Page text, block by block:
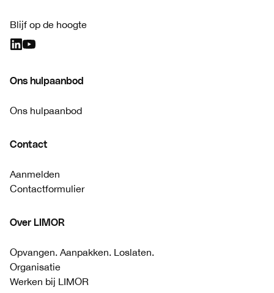
Blijf op de hoogte
Ons hulpaanbod
Ons hulpaanbod
Contact
Aanmelden
Contactformulier
Over LIMOR
Opvangen. Aanpakken. Loslaten.
Organisatie
Werken bij LIMOR